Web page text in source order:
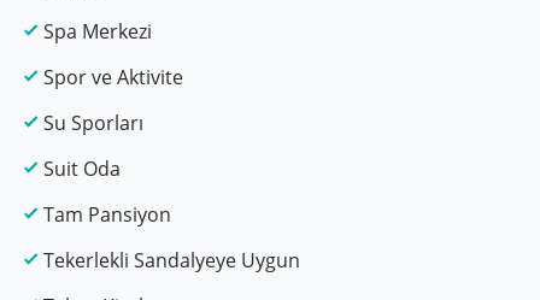
Spa Merkezi
Spor ve Aktivite
Su Sporları
Suit Oda
Tam Pansiyon
Tekerlekli Sandalyeye Uygun